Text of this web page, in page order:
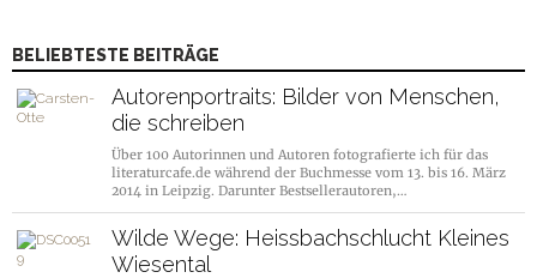
BELIEBTESTE BEITRÄGE
Autorenportraits: Bilder von Menschen,
die schreiben
Über 100 Autorinnen und Autoren fotografierte ich für das
literaturcafe.de während der Buchmesse vom 13. bis 16. März
2014 in Leipzig. Darunter Bestsellerautoren,…
Wilde Wege: Heissbachschlucht Kleines
Wiesental